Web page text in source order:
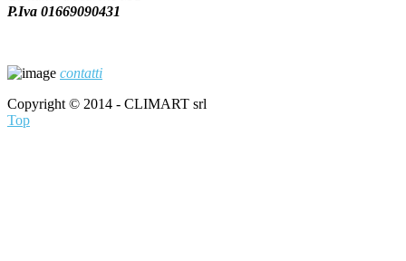
P.Iva 01669090431
contatti
Copyright © 2014 - CLIMART srl
Top